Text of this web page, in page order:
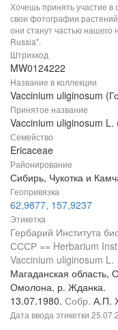
Хочешь принять участие
свои фотографии
они станут частью нашего
Russia".
Штрихкод
MW0124222
Название в коллекции
Vaccinium uliginosum
Принятое название
Vaccinium uliginosum L.
Семейство
Ericaceae
Районирование
Сибирь, Чукотка и
Геопривязка
62,9877, 157,9237
Этикетка
Гербарий Института
СССР == Herbarium
Vaccinium uliginosum L.
Магаданская область,
Омолона, р. Жданка.
13.07.1980. Собр. А.П.
Дата ввода этикетки